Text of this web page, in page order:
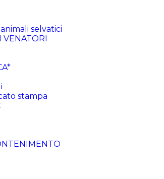
selvatici
VENATORI
stampa